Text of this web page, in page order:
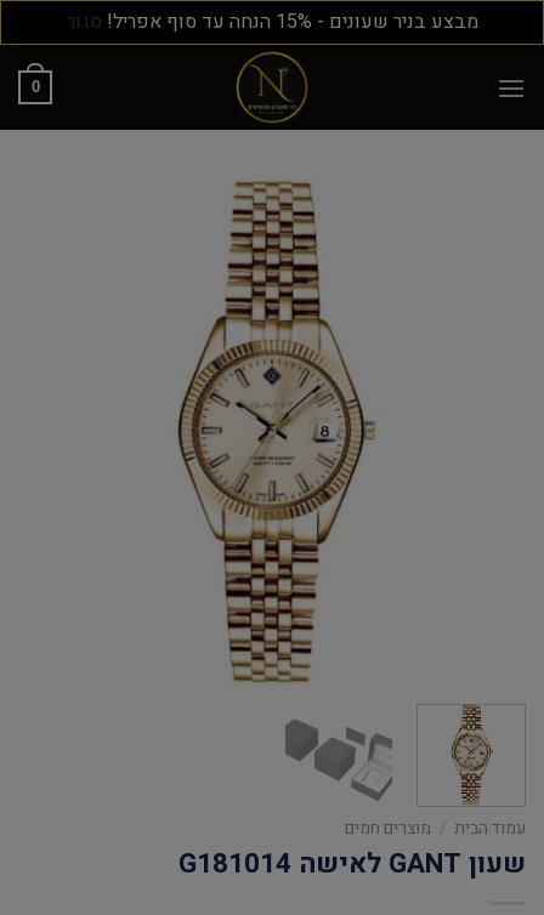
מבצע בניר שעונים - 15% הנחה עד סוף אפריל! סגור
0
עמוד הבית / מוצרים חמים
שעון GANT לאישה G181014